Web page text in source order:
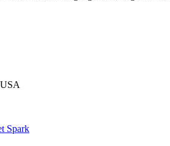
Spark